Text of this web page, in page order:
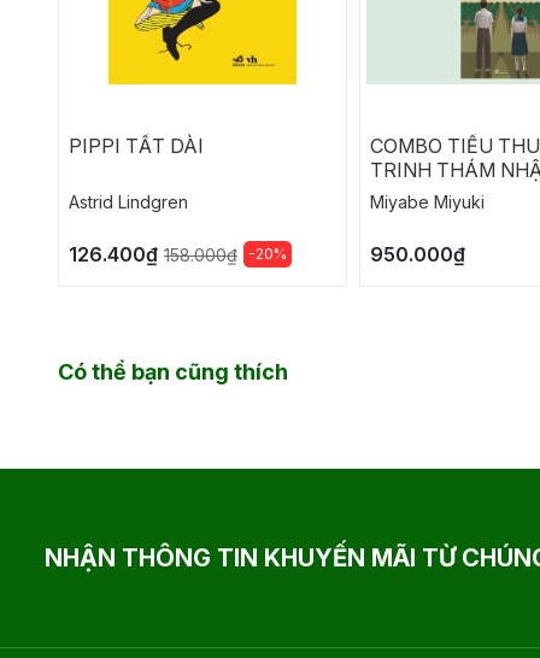
PIPPI TẤT DÀI
Astrid Lindgren
126.400₫ 158.000₫ -20%
COMBO TIỂU
TRINH THÁM
NGỤY CHỨNG CỦA
SOLOMON
Miyabe Miyuki
950.000₫
Có thể bạn cũng thích
NHẬN THÔNG TIN KHUYẾN MÃI TỪ